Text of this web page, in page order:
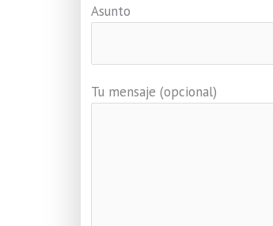
Asunto
Tu mensaje (opcional)